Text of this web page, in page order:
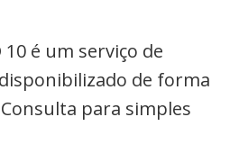
é um serviço de
de forma
para simples